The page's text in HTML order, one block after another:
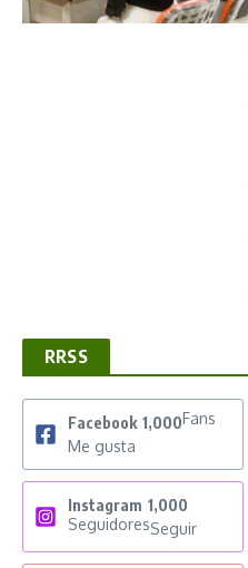
RRSS
Facebook 1,000Fans
Me gusta
Instagram 1,000
SeguidoresSeguir